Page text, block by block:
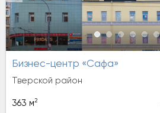
Бизнес-центр «Сафа»
Тверской район
363 м2